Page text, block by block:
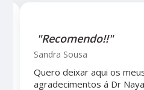
"Recomendo!!"
Sandra Sousa
Quero deixar aqui os
agradecimentos á Dr